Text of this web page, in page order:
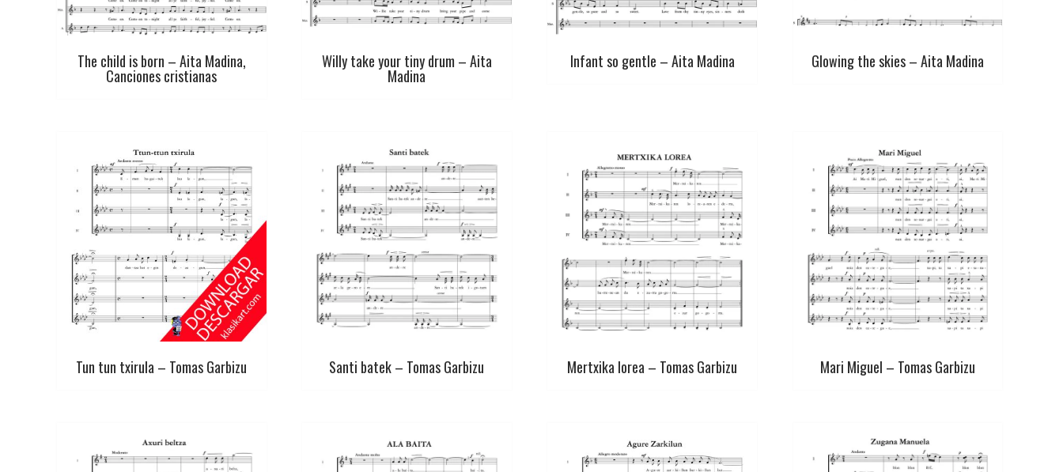
The child is born – Aita Madina,
Canciones cristianas
Willy take your tiny drum – Aita
Madina
Infant so gentle – Aita Madina Glowing the skies – Aita Madina
Tun tun txirula – Tomas Garbizu Santi batek – Tomas Garbizu Mertxika lorea – Tomas Garbizu Mari Miguel – Tomas Garbizu